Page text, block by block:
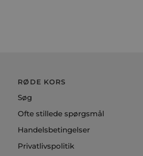
RØDE KORS
Søg
Ofte stillede spørgsmål
Handelsbetingelser
Privatlivspolitik